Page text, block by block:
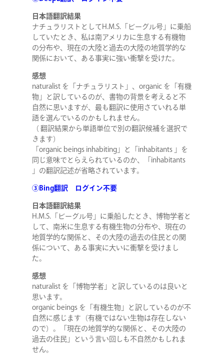
日本語翻訳結果
ナチュラリストとしてH.M.S.「ビーグル号」に乗船
していたとき、私は南アメリカに生息する有機物
の分布や、現在の大陸と過去の大陸の地質学的な
関係において、ある事実に強い衝撃を受けた。
感想
naturalist を「ナチュラリスト」、organic を「有機
物」と訳しているのが、書物の背景を考えると不
自然に思いますが、最も翻訳に使用さていれる単
語を選んでいるのかもしれません。
（ 翻訳結果から単語単位で別の翻訳候補を選択で
きます）
「organic beings inhabiting」と「inhabitants 」を
同じ意味でとらえられているのか、「inhabitants
」の翻訳記述が省略されています。
③Bing翻訳 ログイン不要
日本語翻訳結果
H.M.S.「ビーグル号」に乗船したとき、博物学者と
して、南米に生息する有機生物の分布や、現在の
地質学的な関係と、その大陸の過去の住民との関
係について、ある事実に大いに衝撃を受けまし
た。
感想
naturalist を「博物学者」と訳しているのは良いと
思います。
organic beings を「有機生物」と訳しているのが不
自然に感じます（有機ではない生物は存在しない
ので）。「現在の地質学的な関係と、その大陸の
過去の住民」という言い回しも不自然かもしれま
せん。